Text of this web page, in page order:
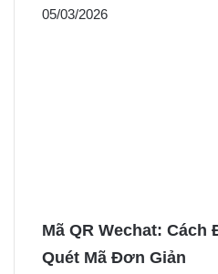
05/03/2026
Mã QR Wechat: Cách
Quét Mã Đơn Giản